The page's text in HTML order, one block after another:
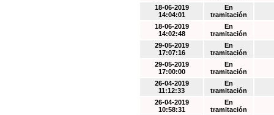
18-06-2019
14:04:01
En
tramitación
18-06-2019
14:02:48
En
tramitación
29-05-2019
17:07:16
En
tramitación
29-05-2019
17:00:00
En
tramitación
26-04-2019
11:12:33
En
tramitación
26-04-2019
10:58:31
En
tramitación